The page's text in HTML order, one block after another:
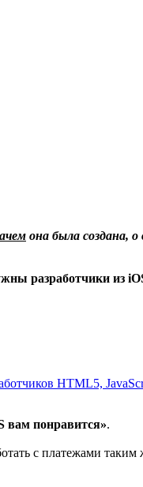
она была создана,
разработчики из
HTML5,
вам понравится».
с платежами